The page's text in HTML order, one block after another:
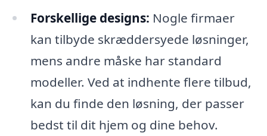
Forskellige designs: Nogle firmaer
kan tilbyde skræddersyede løsninger,
mens andre måske har standard
modeller. Ved at indhente flere tilbud,
kan du finde den løsning, der passer
bedst til dit hjem og dine behov.